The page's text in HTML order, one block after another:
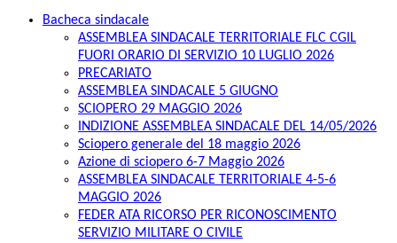
Bacheca sindacale
ASSEMBLEA SINDACALE TERRITORIALE FLC CGIL
FUORI ORARIO DI SERVIZIO 10 LUGLIO 2026
PRECARIATO
ASSEMBLEA SINDACALE 5 GIUGNO
SCIOPERO 29 MAGGIO 2026
INDIZIONE ASSEMBLEA SINDACALE DEL 14/05/2026
Sciopero generale del 18 maggio 2026
Azione di sciopero 6-7 Maggio 2026
ASSEMBLEA SINDACALE TERRITORIALE 4-5-6
MAGGIO 2026
FEDER ATA RICORSO PER RICONOSCIMENTO
SERVIZIO MILITARE O CIVILE